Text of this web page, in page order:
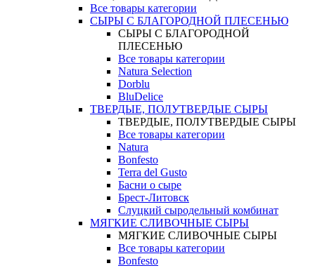
Все товары категории
СЫРЫ С БЛАГОРОДНОЙ ПЛЕСЕНЬЮ
СЫРЫ С БЛАГОРОДНОЙ
ПЛЕСЕНЬЮ
Все товары категории
Natura Selection
Dorblu
BluDelice
ТВЕРДЫЕ, ПОЛУТВЕРДЫЕ СЫРЫ
ТВЕРДЫЕ, ПОЛУТВЕРДЫЕ СЫРЫ
Все товары категории
Natura
Bonfesto
Terra del Gusto
Басни о сыре
Брест-Литовск
Слуцкий сыродельный комбинат
МЯГКИЕ СЛИВОЧНЫЕ СЫРЫ
МЯГКИЕ СЛИВОЧНЫЕ СЫРЫ
Все товары категории
Bonfesto